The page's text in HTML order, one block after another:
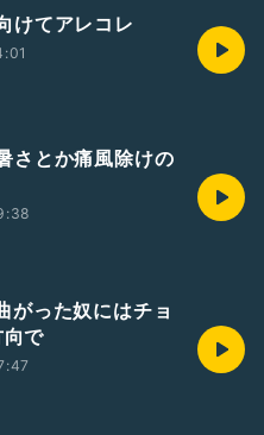
けてアレコレ
さとか痛風除けの
った奴にはチョ
で